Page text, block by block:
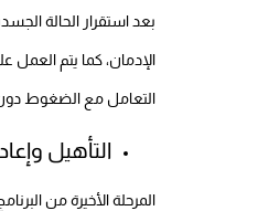
بعد استقرار الحالة
الإدمان، كما يتم
التعامل مع الضغوط دون
التأهيل
المرحلة الأخيرة من